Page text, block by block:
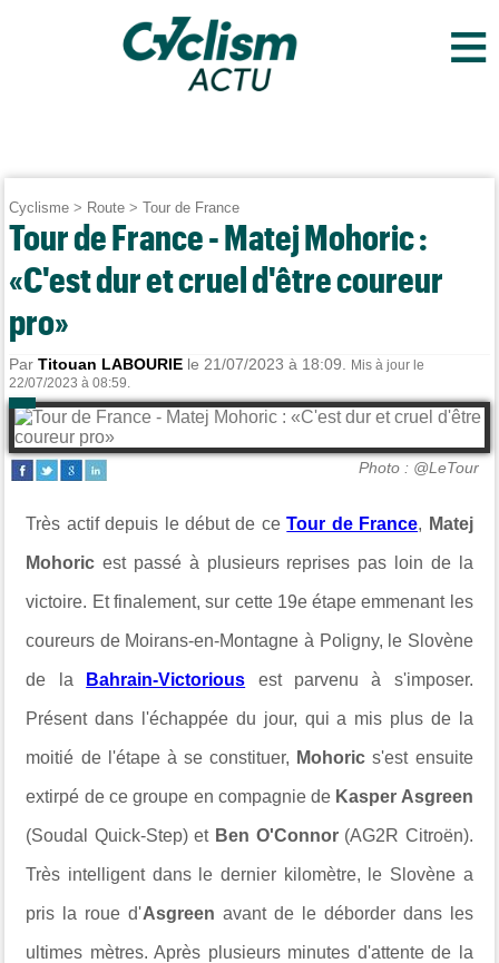
≡
Cyclisme > Route >Tour de France
Tour de France - Matej Mohoric :
«C'est dur et cruel d'être coureur
pro»
ParTitouan LABOURIE le 21/07/2023 à 18:09.
Mis à jour le
22/07/2023 à 08:59.
Photo : @LeTour
Très actif depuis le début de ceTour de France, Matej
Mohoric est passé à plusieurs reprises pas loin de la
victoire. Et finalement, sur cette 19e étape emmenant les
coureurs de Moirans-en-Montagne à Poligny, le Slovène
de la Bahrain-Victorious est parvenu à s'imposer.
Présent dans l'échappée du jour, qui a mis plus de la
moitié de l'étape à se constituer, Mohorics'est ensuite
extirpé de ce groupe en compagnie de Kasper Asgreen
(Soudal Quick-Step) et Ben O'Connor (AG2R Citroën).
Très intelligent dans le dernier kilomètre, le Slovène a
pris la roue d'Asgreen avant de le déborder dans les
ultimes mètres. Après plusieurs minutes d'attente de la